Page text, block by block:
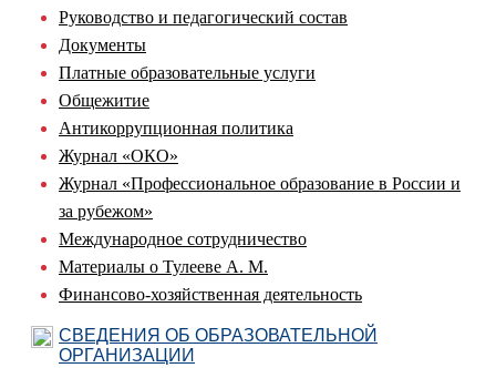
Руководство и педагогический состав
Документы
Платные образовательные услуги
Общежитие
Антикоррупционная политика
Журнал «ОКО»
Журнал «Профессиональное образование в России и
за рубежом»
Международное сотрудничество
Материалы о Тулееве А. М.
Финансово-хозяйственная деятельность
СВЕДЕНИЯ ОБ ОБРАЗОВАТЕЛЬНОЙ
ОРГАНИЗАЦИИ